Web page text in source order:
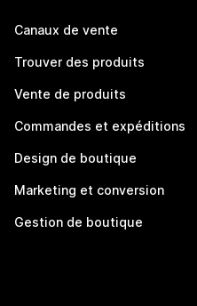
Canaux de vente
Trouver des produits
Vente de produits
Commandes et expéditions
Design de boutique
Marketing et conversion
Gestion de boutique